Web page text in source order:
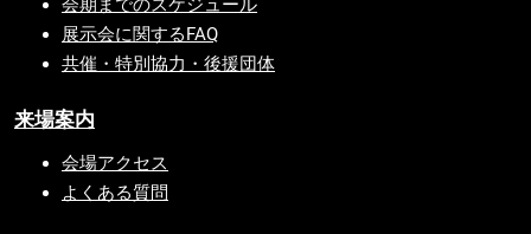
会期までのスケジュール
展示会に関するFAQ
共催・特別協力・後援団体
来場案内
会場アクセス
よくある質問